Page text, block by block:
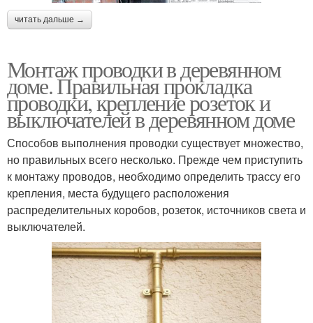
читать дальше →
Монтаж проводки в деревянном
доме. Правильная прокладка
проводки, крепление розеток и
выключателей в деревянном доме
Способов выполнения проводки существует множество,
но правильных всего несколько. Прежде чем приступить
к монтажу проводов, необходимо определить трассу его
крепления, места будущего расположения
распределительных коробов, розеток, источников света и
выключателей.